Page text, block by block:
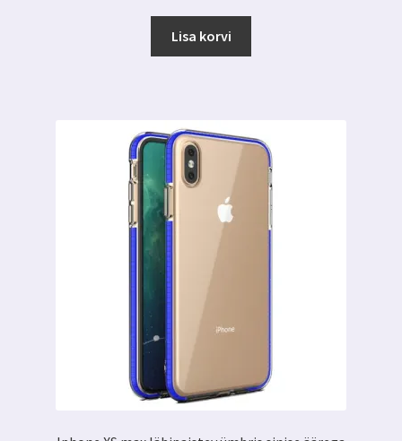
oli:
8.00 €. 5.59 €.
Lisa korvi